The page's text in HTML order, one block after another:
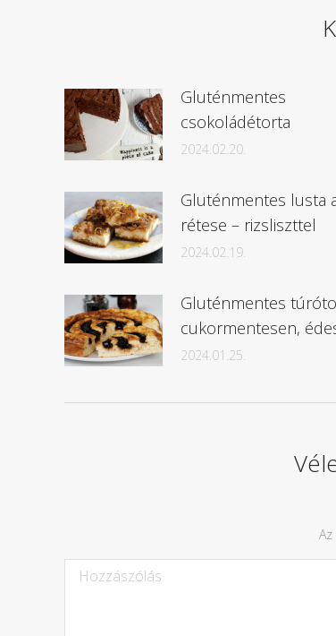
Gluténmentes
csokoládétorta
2024.02.20.
Gluténmentes lusta
rétese – rizsliszttel
2024.02.19.
Gluténmentes
cukormentesen,
2024.01.25.
Hozzászólás